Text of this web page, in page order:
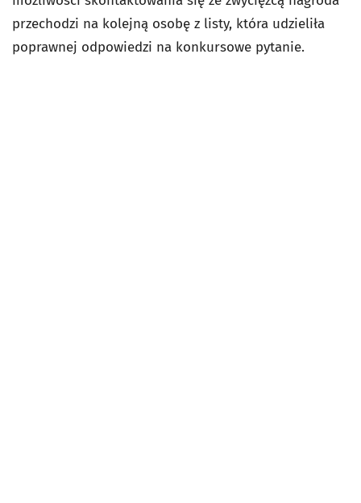
przechodzi na kolejną osobę z listy, która udzieliła
poprawnej odpowiedzi na konkursowe pytanie.